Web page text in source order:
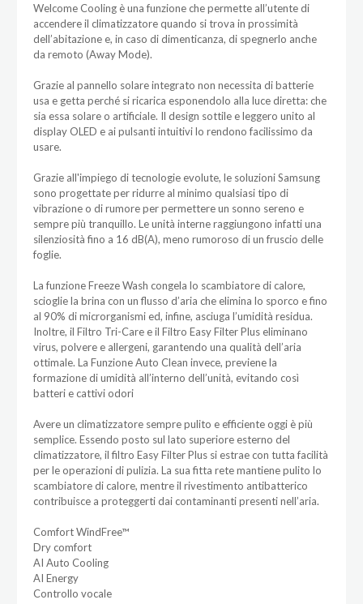
Welcome Cooling è una funzione che permette all’utente di
accendere il climatizzatore quando si trova in prossimità
dell’abitazione e, in caso di dimenticanza, di spegnerlo anche
da remoto (Away Mode).
Grazie al pannello solare integrato non necessita di batterie
usa e getta perché si ricarica esponendolo alla luce diretta: che
sia essa solare o artificiale. Il design sottile e leggero unito al
display OLED e ai pulsanti intuitivi lo rendono facilissimo da
usare.
Grazie all'impiego di tecnologie evolute, le soluzioni Samsung
sono progettate per ridurre al minimo qualsiasi tipo di
vibrazione o di rumore per permettere un sonno sereno e
sempre più tranquillo. Le unità interne raggiungono infatti una
silenziosità fino a 16 dB(A), meno rumoroso di un fruscio delle
foglie.
La funzione Freeze Wash congela lo scambiatore di calore,
scioglie la brina con un flusso d’aria che elimina lo sporco e fino
al 90% di microrganismi ed, infine, asciuga l’umidità residua.
Inoltre, il Filtro Tri-Care e il Filtro Easy Filter Plus eliminano
virus, polvere e allergeni, garantendo una qualità dell’aria
ottimale. La Funzione Auto Clean invece, previene la
formazione di umidità all’interno dell’unità, evitando così
batteri e cattivi odori
Avere un climatizzatore sempre pulito e efficiente oggi è più
semplice. Essendo posto sul lato superiore esterno del
climatizzatore, il filtro Easy Filter Plus si estrae con tutta facilità
per le operazioni di pulizia. La sua fitta rete mantiene pulito lo
scambiatore di calore, mentre il rivestimento antibatterico
contribuisce a proteggerti dai contaminanti presenti nell’aria.
Comfort WindFree™
Dry comfort
AI Auto Cooling
AI Energy
Controllo vocale